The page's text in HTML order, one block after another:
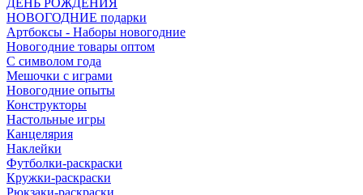
ДЕНЬ РОЖДЕНИЯ
НОВОГОДНИЕ подарки
Артбоксы - Наборы новогодние
Новогодние товары оптом
С символом года
Мешочки с играми
Новогодние опыты
Конструкторы
Настольные игры
Канцелярия
Наклейки
Футболки-раскраски
Кружки-раскраски
Рюкзаки-раскраски